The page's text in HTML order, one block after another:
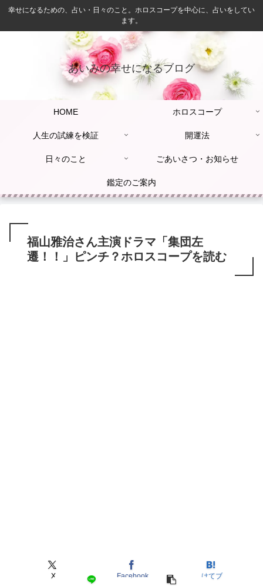
幸せになるための、占い・日々のこと。ホロスコープを中心に、占いをしてい
ます。
あいみの幸せになるブログ
HOME ホロスコープ
人生の試練を検証 開運法
日々のこと ごあいさつ・お知らせ
鑑定のご案内
福山雅治さん主演ドラマ「集団左
遷！！」ピンチ？ホロスコープを読む
X Facebook
はてブ